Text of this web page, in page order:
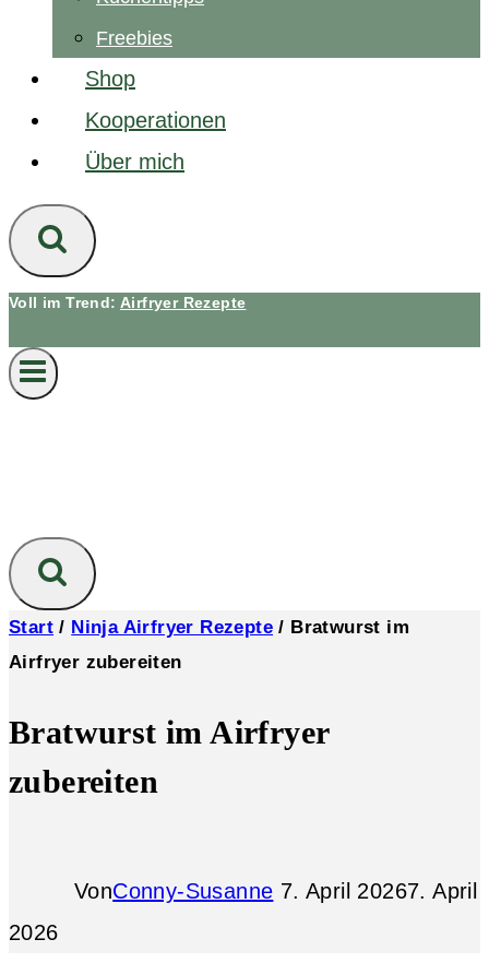
Freebies
Shop
Kooperationen
Über mich
Voll im Trend: Airfryer Rezepte
Start / Ninja Airfryer Rezepte / Bratwurst im
Airfryer zubereiten
Bratwurst im Airfryer
zubereiten
VonConny-Susanne 7. April 20267. April
2026